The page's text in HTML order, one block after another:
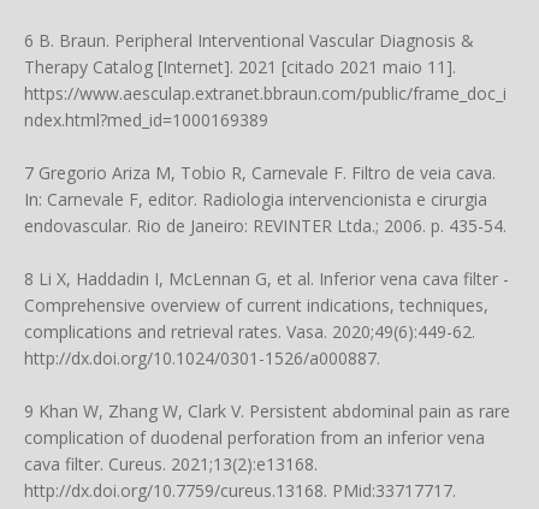
6 B. Braun. Peripheral Interventional Vascular Diagnosis &
Therapy Catalog [Internet]. 2021 [citado 2021 maio 11].
https://www.aesculap.extranet.bbraun.com/public/frame_doc_i
ndex.html?med_id=1000169389
7 Gregorio Ariza M, Tobio R, Carnevale F. Filtro de veia cava.
In: Carnevale F, editor. Radiologia intervencionista e cirurgia
endovascular. Rio de Janeiro: REVINTER Ltda.; 2006. p. 435-54.
8 Li X, Haddadin I, McLennan G, et al. Inferior vena cava filter -
Comprehensive overview of current indications, techniques,
complications and retrieval rates. Vasa. 2020;49(6):449-62.
http://dx.doi.org/10.1024/0301-1526/a000887.
9 Khan W, Zhang W, Clark V. Persistent abdominal pain as rare
complication of duodenal perforation from an inferior vena
cava filter. Cureus. 2021;13(2):e13168.
http://dx.doi.org/10.7759/cureus.13168. PMid:33717717.